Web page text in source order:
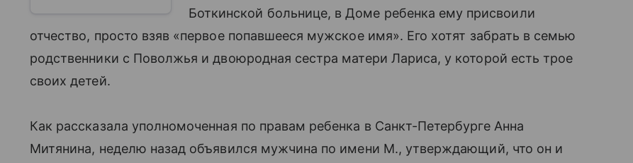
Боткинской больнице, в Доме ребенка ему присвоили
отчество, просто взяв «первое попавшееся мужское имя». Его хотят забрать в семью
родственники с Поволжья и двоюродная сестра матери Лариса, у которой есть трое
своих детей.
Как рассказала уполномоченная по правам ребенка в Санкт-Петербурге Анна
Митянина, неделю назад объявился мужчина по имени М., утверждающий, что он и